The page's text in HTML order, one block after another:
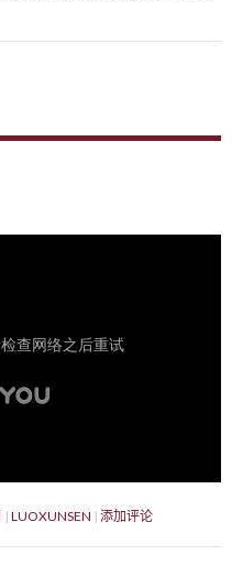
LUOXUNSEN 添加评论